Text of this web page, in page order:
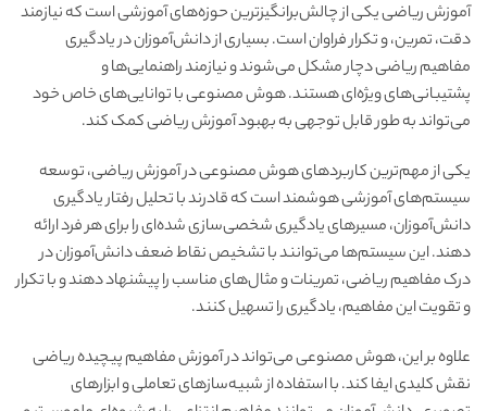
آموزش ریاضی یکی از چالش‌برانگیزترین حوزه‌های آموزشی است که نیازمند
دقت، تمرین، و تکرار فراوان است. بسیاری از دانش‌آموزان در یادگیری
مفاهیم ریاضی دچار مشکل می‌شوند و نیازمند راهنمایی‌ها و
پشتیبانی‌های ویژه‌ای هستند. هوش مصنوعی با توانایی‌های خاص خود
می‌تواند به طور قابل توجهی به بهبود آموزش ریاضی کمک کند.
یکی از مهم‌ترین کاربردهای هوش مصنوعی در آموزش ریاضی، توسعه
سیستم‌های آموزشی هوشمند است که قادرند با تحلیل رفتار یادگیری
دانش‌آموزان، مسیرهای یادگیری شخصی‌سازی شده‌ای را برای هر فرد ارائه
دهند. این سیستم‌ها می‌توانند با تشخیص نقاط ضعف دانش‌آموزان در
درک مفاهیم ریاضی، تمرینات و مثال‌های مناسب را پیشنهاد دهند و با تکرار
و تقویت این مفاهیم، یادگیری را تسهیل کنند.
علاوه بر این، هوش مصنوعی می‌تواند در آموزش مفاهیم پیچیده ریاضی
نقش کلیدی ایفا کند. با استفاده از شبیه‌سازهای تعاملی و ابزارهای